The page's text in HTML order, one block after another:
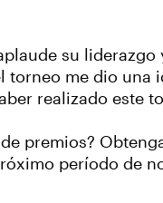
su
me dio una
realizado este
premios?
período de